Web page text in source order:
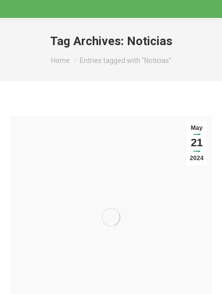
Tag Archives: Noticias
You are here:
Home Entries tagged with "Noticias"
May
21
2024